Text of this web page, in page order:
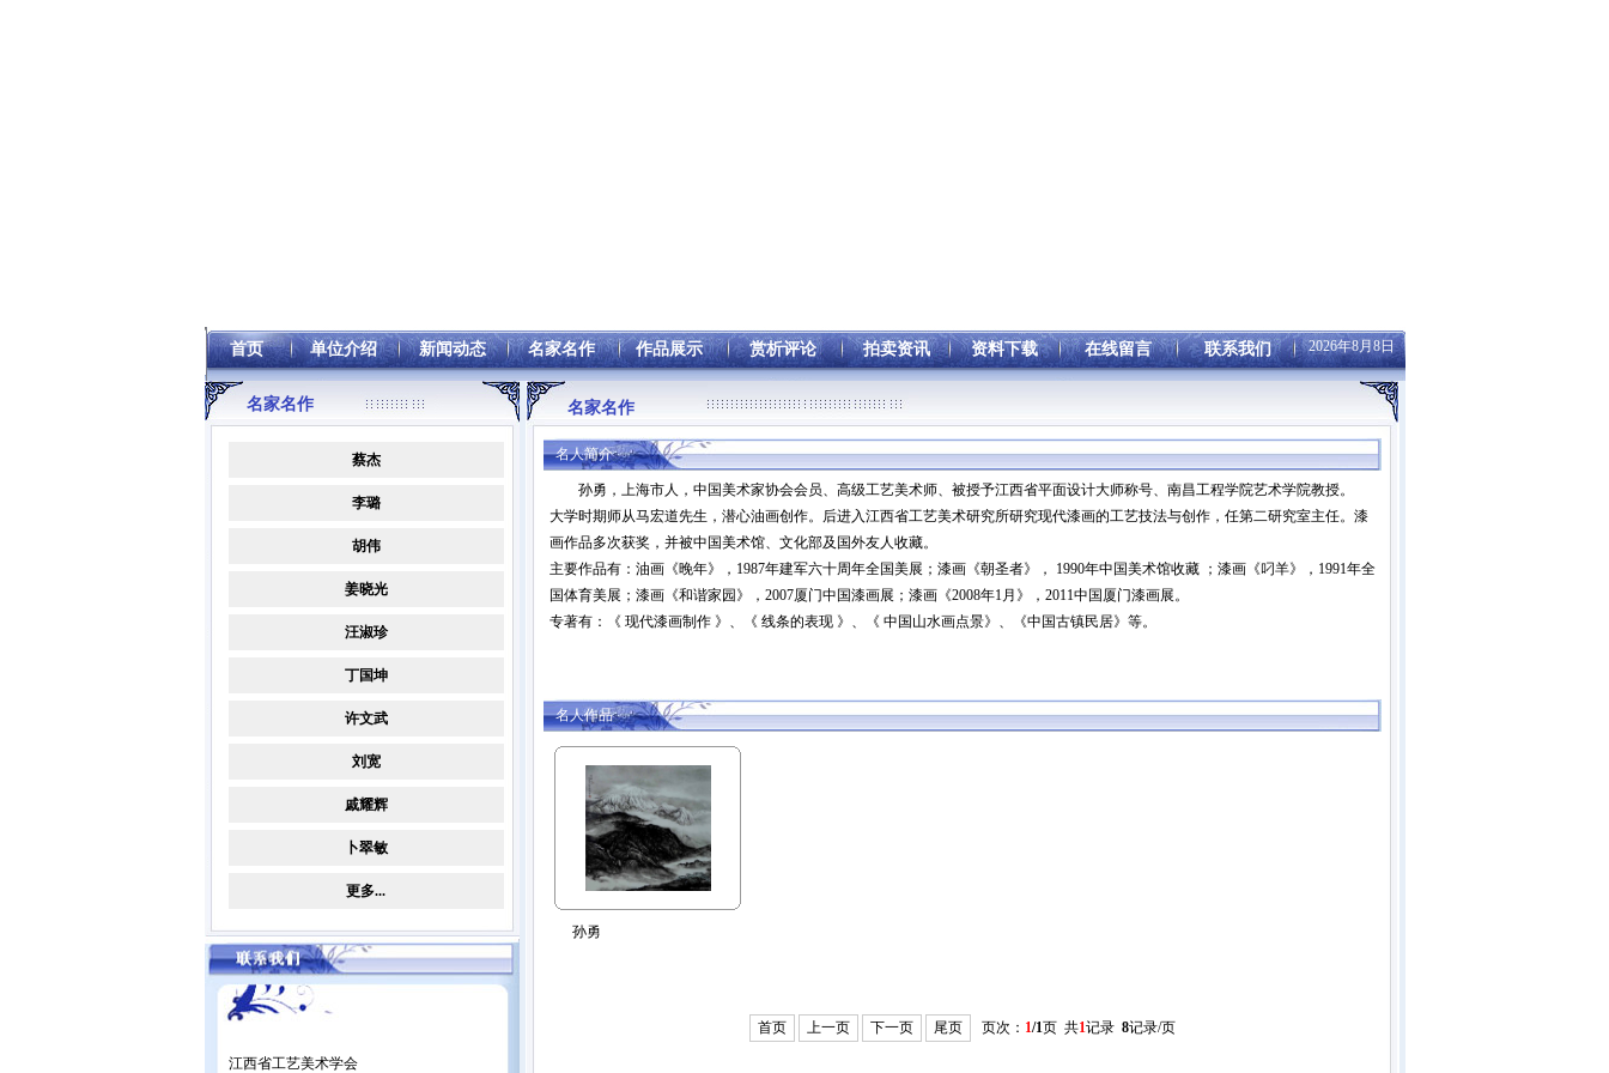
首页 单位介绍 新闻动态 名家名作 作品展示 赏析评论 拍卖资讯 资料下载 在线留言 联系我们 2026年8月8日
名家名作
蔡杰
李璐
胡伟
姜晓光
汪淑珍
丁国坤
许文武
刘宽
戚耀辉
卜翠敏
更多...
江西省工艺美术学会
名家名作
名人简介
孙勇，上海市人，中国美术家协会会员、高级工艺美术师、被授予江西省平面设计大师称号、南昌工程学院艺术学院教授。
大学时期师从马宏道先生，潜心油画创作。后进入江西省工艺美术研究所研究现代漆画的工艺技法与创作，任第二研究室主任。漆
画作品多次获奖，并被中国美术馆、文化部及国外友人收藏。
主要作品有：油画《晚年》，1987年建军六十周年全国美展；漆画《朝圣者》， 1990年中国美术馆收藏 ；漆画《叼羊》，1991年全
国体育美展；漆画《和谐家园》，2007厦门中国漆画展；漆画《2008年1月》，2011中国厦门漆画展。
专著有：《 现代漆画制作 》、《 线条的表现 》、《 中国山水画点景》、《中国古镇民居》等。
名人作品
孙勇
首页 上一页 下一页 尾页 页次： 1/1页 共1记录 8记录/页